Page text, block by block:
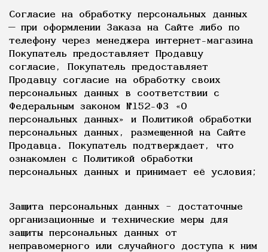
Согласие на обработку персональных данных
— при оформлении Заказа на Сайте либо по
телефону через менеджера интернет-магазина
Покупатель предоставляет Продавцу
согласие, Покупатель предоставляет
Продавцу согласие на обработку своих
персональных данных в соответствии с
Федеральным законом №152-ФЗ «О
персональных данных» и Политикой обработки
персональных данных, размещенной на Сайте
Продавца. Покупатель подтверждает, что
ознакомлен с Политикой обработки
персональных данных и принимает её условия;
Защита персональных данных – достаточные
организационные и технические меры для
защиты персональных данных от
неправомерного или случайного доступа к ним